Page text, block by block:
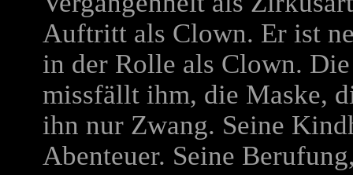
Auftritt als Clown. Er ist
in der Rolle als Clown.
missfällt ihm, die Maske,
ihn nur Zwang. Seine
Abenteuer. Seine